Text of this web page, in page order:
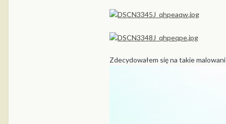
Zdecydowałem się na takie